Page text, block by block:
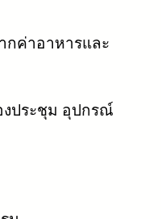
กค่าอาหารและ
งประชุม อุปกรณ์